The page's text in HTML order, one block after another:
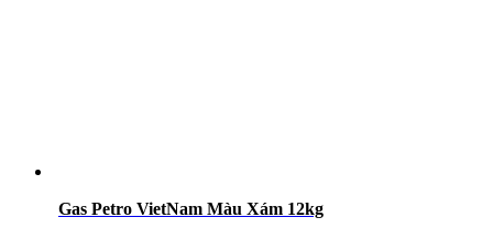
Gas Petro VietNam Màu Xám 12kg